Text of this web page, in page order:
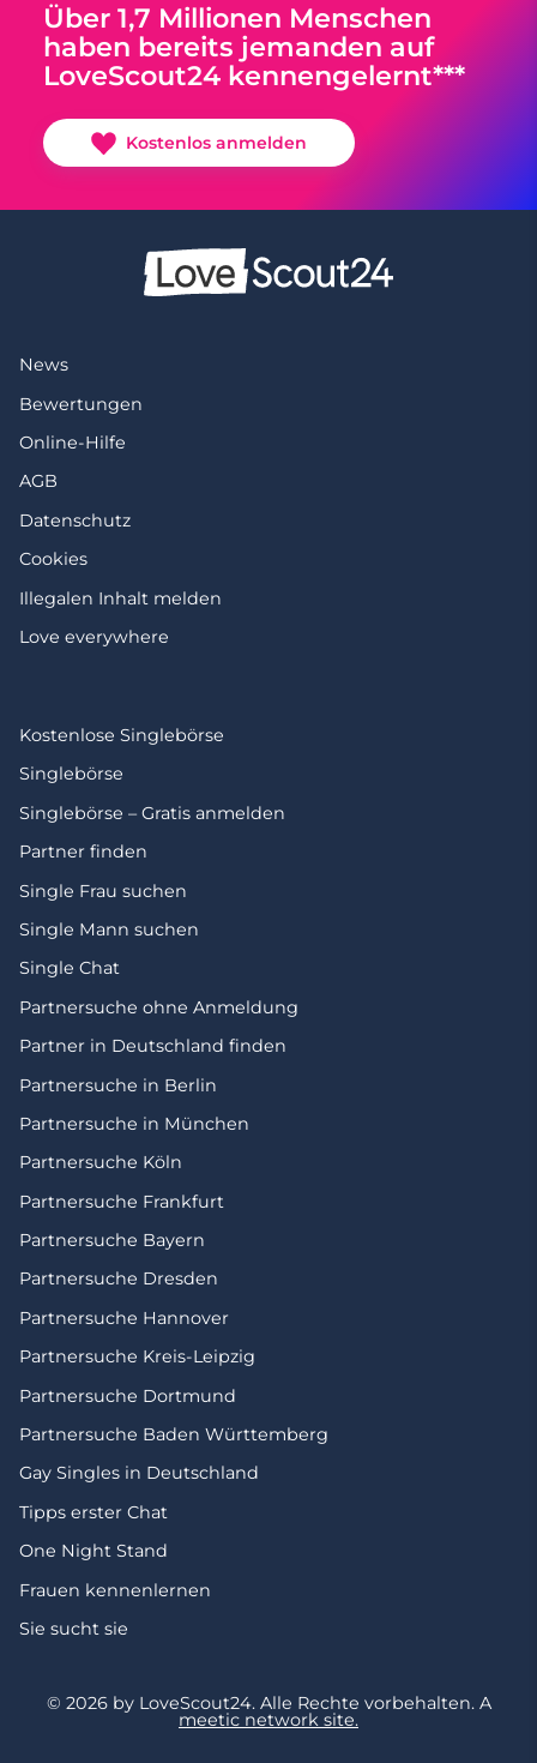
Über 1,7 Millionen Menschen
haben bereits jemanden auf
LoveScout24 kennengelernt***
Kostenlos anmelden
News
Bewertungen
Online-Hilfe
AGB
Datenschutz
Cookies
Illegalen Inhalt melden
Love everywhere
Kostenlose Singlebörse
Singlebörse
Singlebörse – Gratis anmelden
Partner finden
Single Frau suchen
Single Mann suchen
Single Chat
Partnersuche ohne Anmeldung
Partner in Deutschland finden
Partnersuche in Berlin
Partnersuche in München
Partnersuche Köln
Partnersuche Frankfurt
Partnersuche Bayern
Partnersuche Dresden
Partnersuche Hannover
Partnersuche Kreis-Leipzig
Partnersuche Dortmund
Partnersuche Baden Württemberg
Gay Singles in Deutschland
Tipps erster Chat
One Night Stand
Frauen kennenlernen
Sie sucht sie
© 2026 by LoveScout24. Alle Rechte vorbehalten.A
meetic network site.